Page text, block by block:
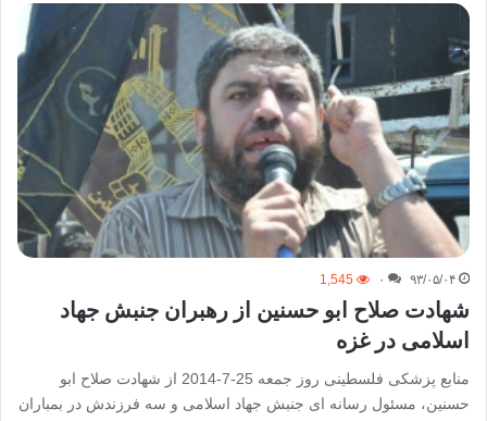
۹۳/۰۵/۰۴ ۰ 1,545
شهادت صلاح ابو حسنین از رهبران جنبش جهاد
اسلامی در غزه
منابع پزشکی فلسطینی روز جمعه 25-7-2014 از شهادت صلاح ابو
حسنین، مسئول رسانه ‌ای جنبش جهاد اسلامی و سه فرزندش در بمباران